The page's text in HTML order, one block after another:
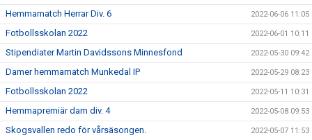
Hemmamatch Herrar Div. 6 2022-06-06 11:05
Fotbollsskolan 2022 2022-06-01 10:11
Stipendiater Martin Davidssons Minnesfond 2022-05-30 09:42
Damer hemmamatch Munkedal IP 2022-05-29 08:23
Fotbollsskolan 2022 2022-05-11 10:31
Hemmapremiär dam div. 4 2022-05-08 09:53
Skogsvallen redo för vårsäsongen. 2022-05-07 11:53